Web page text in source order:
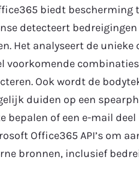
biedt
detecteert
Het analyseert de
voorkomende
Ook wordt de
duiden op een
bepalen of een e-mail
Office365 API’s om
bronnen, inclusief